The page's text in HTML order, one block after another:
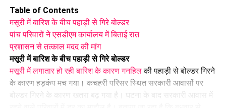
फैसला।
राज्य क्रीड़ा विश्वविद्यालय हल्द्वानी के लिए 122 पदों के सृजन को मंजूरी।
जल जीवन मिशन में केंद्र की गाइडलाइंस लागू होंगी।
कुष्ठ रोग से पीड़ित व्यक्ति भी सहकारी समिति का सदस्य बन सकेगा।
मेरठ से हरिद्वार तक गंगा एक्सप्रेसवे विस्तार के लिए यूपी से समझौता होगा।
वन विकास निगम की सेवा नियमावली में संशोधन
औद्योगिक नियमावली को मंजूरी, श्रमिक शिकायतों के त्वरित समाधान पर
जोर।
Table of Contents
मसूरी में बारिश के बीच पहाड़ी से गिरे बोल्डर
पांच परिवारों ने एसडीएम कार्यालय में बिताई रात
प्रशासन से तत्काल मदद की मांग
मसूरी में बारिश के बीच पहाड़ी से गिरे बोल्डर
मसूरी में लगातार हो रही बारिश के कारण गनहिलकी पहाड़ी से बोल्डर गिरने
के कारण हड़कंप मच गया। कचहरी परिसर स्थित सरकारी आवासों पर
बोल्डर गिरने के कारण खतरा बढ़ गया है। घटना के बाद सरकारी आवास में